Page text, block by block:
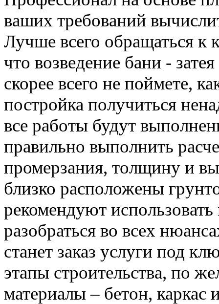
ваших требований
Лучше всего обращаться к
что возведение бани -
скорее всего не поймете,
постройка получиться
все работы будут
правильно выполнить
промерзания, толщину и
близко расположены
рекомендуют использовать
разобраться во всех
станет заказ услуги под
этапы строительства, по
материалы – бетон, каркас